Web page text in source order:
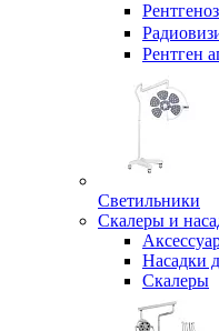
Рентген
Светильники
Скалеры и
Насадки
Скалеры